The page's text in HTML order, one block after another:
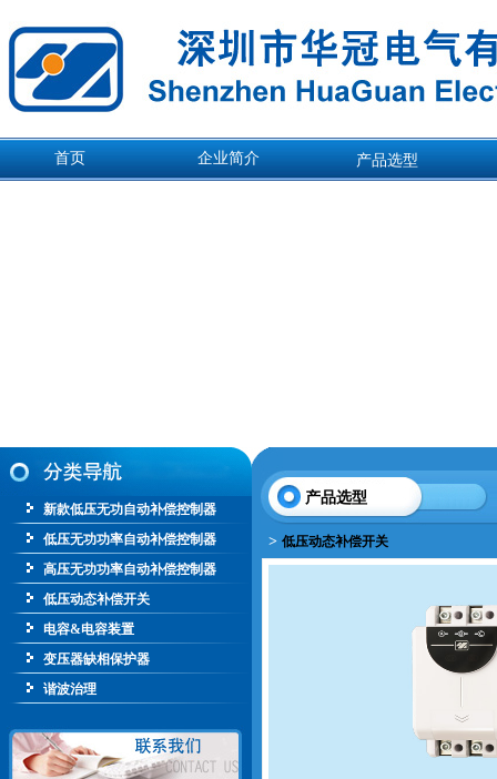
首页 企业简介 产品选型
新款低压无功自动补偿控制器
低压无功功率自动补偿控制器
高压无功功率自动补偿控制器
低压动态补偿开关
电容&电容装置
变压器缺相保护器
谐波治理
产品选型
> 低压动态补偿开关